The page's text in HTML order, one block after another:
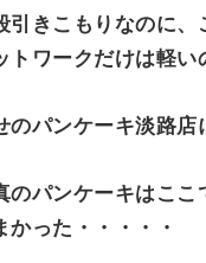
引きこもりなのに、
トワークだけは軽い
のパンケーキ淡路店
のパンケーキはこ
かった・・・・・